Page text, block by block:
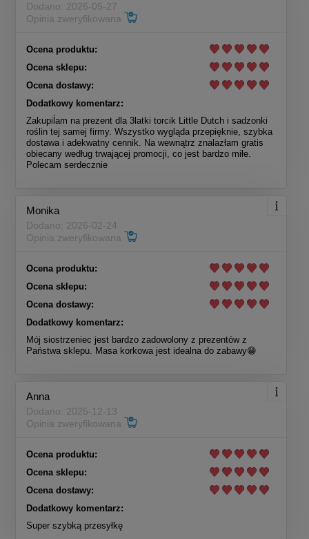
Dodano: 2026-05-27
Opinia zweryfikowana
Ocena produktu:
Ocena sklepu:
Ocena dostawy:
Dodatkowy komentarz:
Zakupiĺam na prezent dla 3latki torcik Little Dutch i sadzonki
roślin tej samej firmy. Wszystko wygląda przepięknie, szybka
dostawa i adekwatny cennik. Na wewnątrz znalazłam gratis
obiecany według trwającej promocji, co jest bardzo miłe.
Polecam serdecznie
Monika
Dodano: 2026-02-24
Opinia zweryfikowana
Ocena produktu:
Ocena sklepu:
Ocena dostawy:
Dodatkowy komentarz:
Mój siostrzeniec jest bardzo zadowolony z prezentów z
Państwa sklepu. Masa korkowa jest idealna do zabawy😁
Anna
Dodano: 2025-12-13
Opinia zweryfikowana
Ocena produktu:
Ocena sklepu:
Ocena dostawy:
Dodatkowy komentarz:
Super szybką przesyłkę